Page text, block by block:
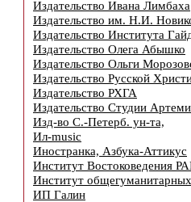
Издательство Ивана Лимбаха
Издательство им. Н.И.
Издательство Института
Издательство Олега Абышко
Издательство Ольги
Издательство Русской
Издательство РХГА
Издательство Студии
Изд-во С.-Петерб. ун-та,
Ил-music
Иностранка, Азбука-Аттикус
Институт Востоковедения
Институт
ИП Галин